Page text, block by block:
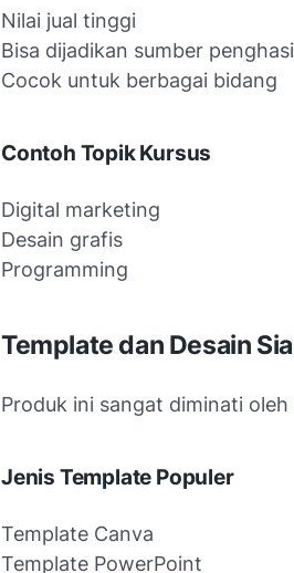
Nilai jual tinggi
Bisa dijadikan sumber
Cocok untuk berbagai bidang
Contoh Topik Kursus
Digital marketing
Desain grafis
Programming
Template dan Desain
Produk ini sangat diminati
Jenis Template Populer
Template Canva
Template PowerPoint